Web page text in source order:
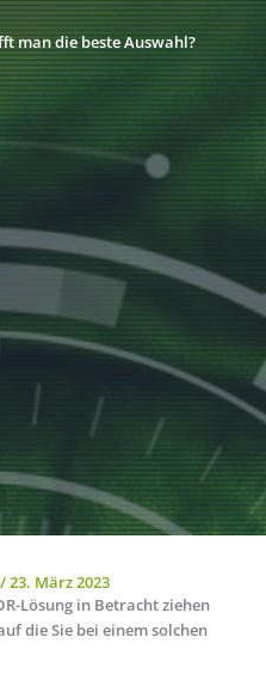
man die beste Auswahl?
/23. März 2023
Lösung in Betracht ziehen
die Sie bei einem solchen